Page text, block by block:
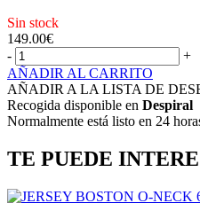
Sin stock
149.00€
-
+
AÑADIR AL CARRITO
AÑADIR A LA LISTA DE
Recogida disponible en Despiral
Normalmente está listo en 24
TE PUEDE